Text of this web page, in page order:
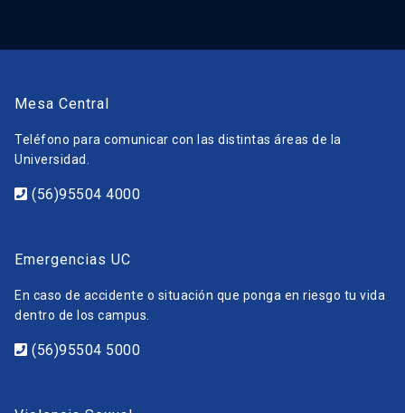
Mesa Central
Teléfono para comunicar con las distintas áreas de la
Universidad.
(56)95504 4000
Emergencias UC
En caso de accidente o situación que ponga en riesgo tu vida
dentro de los campus.
(56)95504 5000